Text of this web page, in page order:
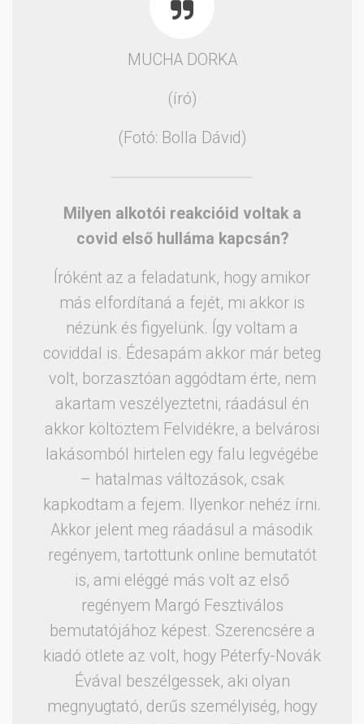
MUCHA DORKA
(író)
(Fotó: Bolla Dávid)
Milyen alkotói reakcióid voltak a
covid első hulláma kapcsán?
Íróként az a feladatunk, hogy amikor
más elfordítaná a fejét, mi akkor is
nézünk és figyelünk. Így voltam a
coviddal is. Édesapám akkor már beteg
volt, borzasztóan aggódtam érte, nem
akartam veszélyeztetni, ráadásul én
akkor költöztem Felvidékre, a belvárosi
lakásomból hirtelen egy falu legvégébe
– hatalmas változások, csak
kapkodtam a fejem. Ilyenkor nehéz írni.
Akkor jelent meg ráadásul a második
regényem, tartottunk online bemutatót
is, ami eléggé más volt az első
regényem Margó Fesztiválos
bemutatójához képest. Szerencsére a
kiadó ötlete az volt, hogy Péterfy-Novák
Évával beszélgessek, aki olyan
megnyugtató, derűs személyiség, hogy